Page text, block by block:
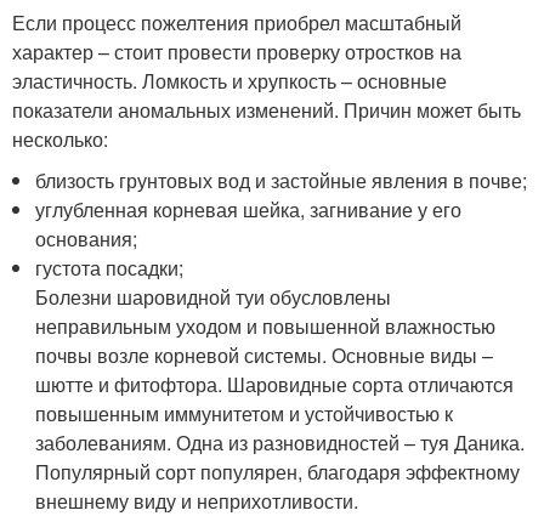
Если процесс пожелтения приобрел масштабный
характер – стоит провести проверку отростков на
эластичность. Ломкость и хрупкость – основные
показатели аномальных изменений. Причин может быть
несколько:
близость грунтовых вод и застойные явления в почве;
углубленная корневая шейка, загнивание у его
основания;
густота посадки;
Болезни шаровидной туи обусловлены
неправильным уходом и повышенной влажностью
почвы возле корневой системы. Основные виды –
шютте и фитофтора. Шаровидные сорта отличаются
повышенным иммунитетом и устойчивостью к
заболеваниям. Одна из разновидностей – туя Даника.
Популярный сорт популярен, благодаря эффектному
внешнему виду и неприхотливости.